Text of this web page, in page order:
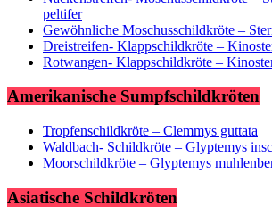
peltifer
Gewöhnliche Moschusschildkröte –
Dreistreifen- Klappschildkröte –
Rotwangen- Klappschildkröte –
Amerikanische Sumpfschildkröten
Tropfenschildkröte – Clemmys guttata
Waldbach- Schildkröte – Glyptemys
Moorschildkröte – Glyptemys
Asiatische Schildkröten